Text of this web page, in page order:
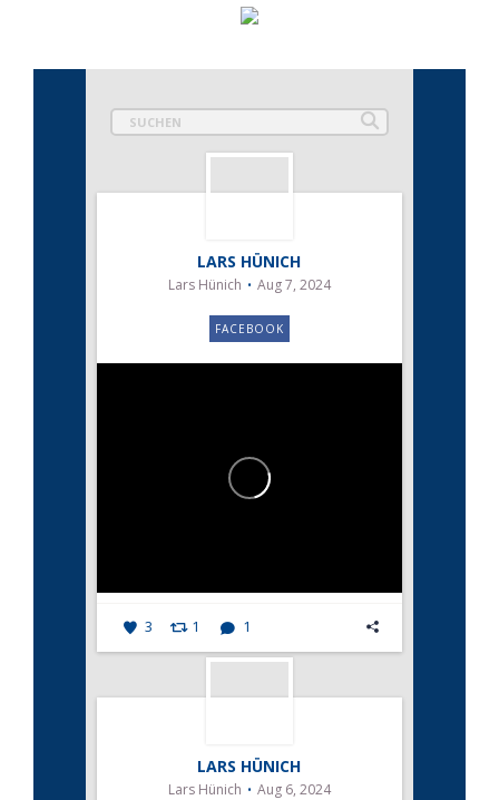
LARS HÜNICH
Lars Hünich Aug 7, 2024
FACEBOOK
3 1 1
LARS HÜNICH
Lars Hünich Aug 6, 2024